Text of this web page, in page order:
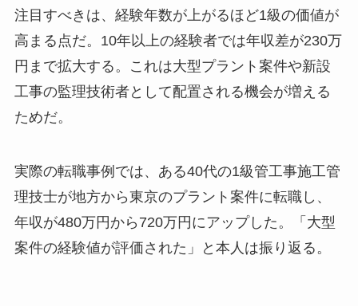
注目すべきは、経験年数が上がるほど1級の価値が
高まる点だ。10年以上の経験者では年収差が230万
円まで拡大する。これは大型プラント案件や新設
工事の監理技術者として配置される機会が増える
ためだ。
実際の転職事例では、ある40代の1級管工事施工管
理技士が地方から東京のプラント案件に転職し、
年収が480万円から720万円にアップした。「大型
案件の経験値が評価された」と本人は振り返る。